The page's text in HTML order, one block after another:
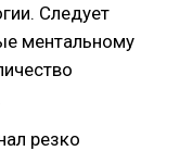
Следует
ментальному
резко